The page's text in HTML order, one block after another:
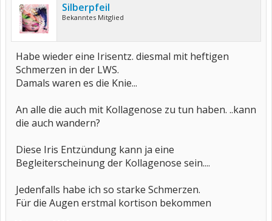
Silberpfeil
Bekanntes Mitglied
Habe wieder eine Irisentz. diesmal mit heftigen
Schmerzen in der LWS.
Damals waren es die Knie...
An alle die auch mit Kollagenose zu tun haben. ..kann
die auch wandern?
Diese Iris Entzündung kann ja eine
Begleiterscheinung der Kollagenose sein....
Jedenfalls habe ich so starke Schmerzen.
Für die Augen erstmal kortison bekommen